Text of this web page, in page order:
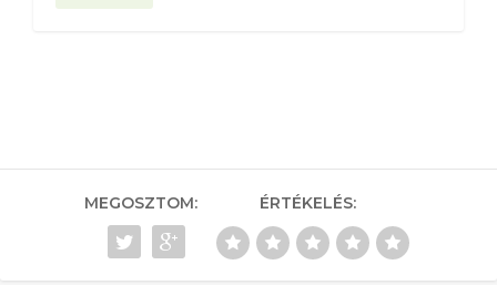
MEGOSZTOM: ÉRTÉKELÉS: